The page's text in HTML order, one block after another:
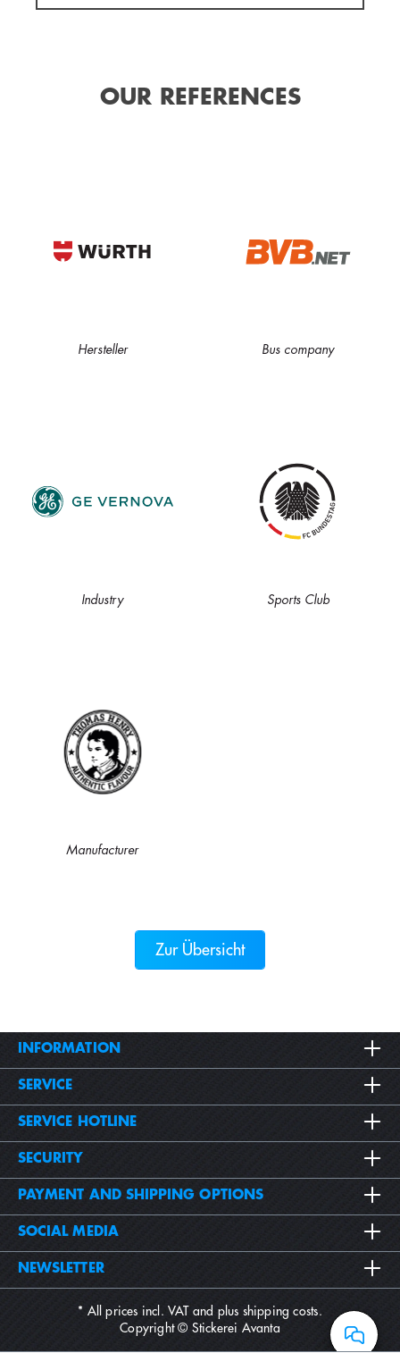
OUR REFERENCES
Hersteller Bus company
Industry Sports Club
Manufacturer
Zur Übersicht
INFORMATION
SERVICE
SERVICE HOTLINE
SECURITY
PAYMENT AND SHIPPING OPTIONS
SOCIAL MEDIA
NEWSLETTER
* All prices incl. VAT and plus shipping costs.
Copyright © Stickerei Avanta